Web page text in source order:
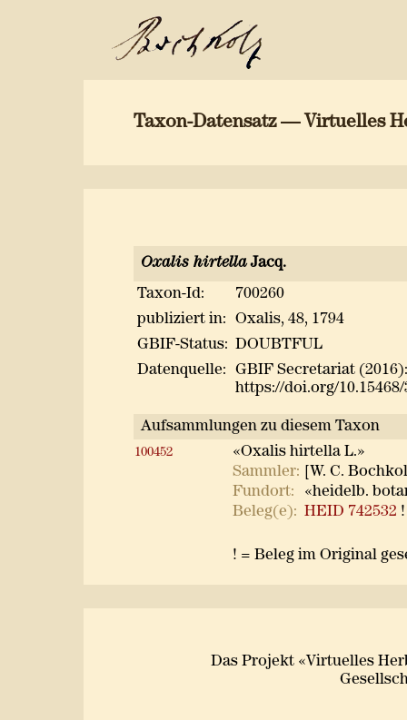
Taxon-Datensatz — Virtuelles
Oxalis hirtella Jacq.
Taxon-Id:
700260
publiziert in:
Oxalis, 48, 1794
GBIF-Status: DOUBTFUL
Datenquelle:
GBIF Secretariat
https://doi.org/10.15468/
Aufsammlungen zu diesem Taxon
100452
«Oxalis hirtella L.»
Sammler:
[W. C.
Fundort:
«heidelb.
Beleg(e): HEID 742532 !
! = Beleg im Original
Das Projekt «Virtuelles